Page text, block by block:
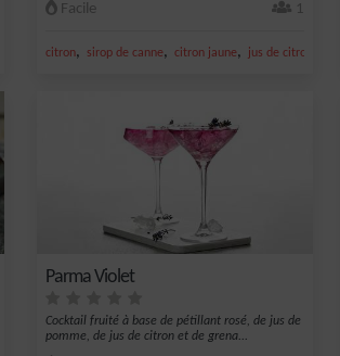
gingembre
Facile 1
citron, sirop de canne, citron jaune, jus de citron jaune
Parma Violet
Cocktail fruité à base de pétillant rosé, de jus de
pomme, de jus de citron et de grena...